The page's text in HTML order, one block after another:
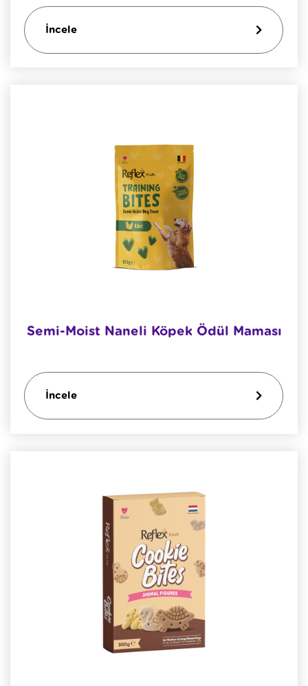
İncele
Semi-Moist Naneli Köpek Ödül Maması
İncele